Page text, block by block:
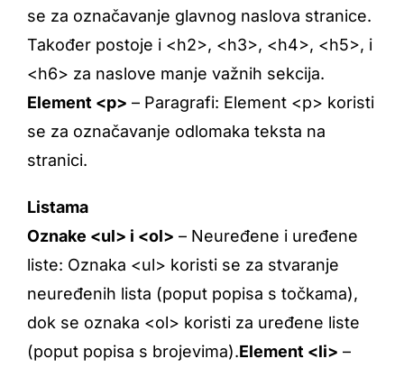
se za označavanje glavnog naslova stranice.
Također postoje i <h2>, <h3>, <h4>, <h5>, i
<h6> za naslove manje važnih sekcija.
Element <p> – Paragrafi: Element <p> koristi
se za označavanje odlomaka teksta na
stranici.
Listama
Oznake <ul> i <ol> – Neuređene i uređene
liste: Oznaka <ul> koristi se za stvaranje
neuređenih lista (poput popisa s točkama),
dok se oznaka <ol> koristi za uređene liste
(poput popisa s brojevima).Element <li> –